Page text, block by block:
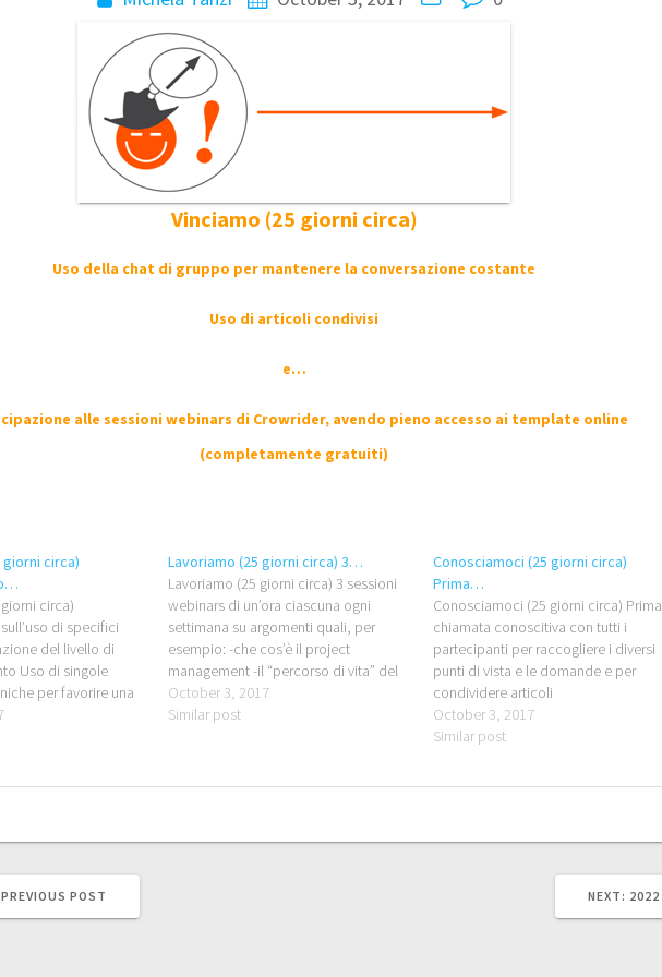
Vinciamo (25 giorni circa)
Uso della chat di gruppo per mantenere la conversazione costante
Uso di articoli condivisi
e…
alle sessioni webinars di Crowrider, avendo pieno accesso ai template online
(completamente gratuiti)
giorni circa)
circa)
di specifici
del livello di
Uso di singole
per favorire una
del programma
di lavoro
Lavoriamo (25 giorni circa) 3…
Lavoriamo (25 giorni circa) 3 sessioni
webinars di un’ora ciascuna ogni
settimana su argomenti quali, per
esempio: -che cos’è il project
management -il “percorso di vita” del
progetto -il ruolo del PM alla quarta
settimana: tre giorni di classe frontale
October 3, 2017
Similar post
Conosciamoci (25 giorni circa)
Prima…
Conosciamoci (25 giorni circa) Prima
chiamata conoscitiva con tutti i
partecipanti per raccogliere i diversi
punti di vista e le domande e per
condividere articoli
October 3, 2017
Similar post
PREVIOUS
PREVIOUS POST NEXT: NEXT
2022